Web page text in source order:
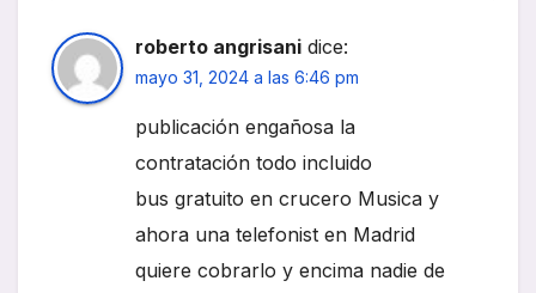
roberto angrisani dice:
mayo 31, 2024 a las 6:46 pm
publicación engañosa la
contratación todo incluido
bus gratuito en crucero Musica y
ahora una telefonist en Madrid
quiere cobrarlo y encima nadie de